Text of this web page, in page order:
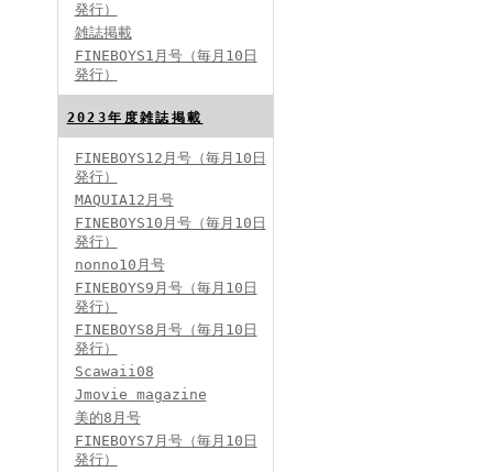
FINEBOYS2024年2月号
2024分バックナンバー
2023分バックナンバー
2022年分バックナンバー
2019年分バックナンバー
2018年分バックナンバー
2017年分バックナンバー
2016年分バックナンバー
2014年分バックナンバー
発行）
雑誌掲載
FINEBOYS1月号（毎月10日
発行）
2023年度雑誌掲載
FINEBOYS12月号（毎月10日
発行）
MAQUIA12月号
FINEBOYS10月号（毎月10日
発行）
nonno10月号
FINEBOYS9月号（毎月10日
発行）
FINEBOYS8月号（毎月10日
発行）
Scawaii08
Jmovie magazine
美的8月号
FINEBOYS7月号（毎月10日
発行）